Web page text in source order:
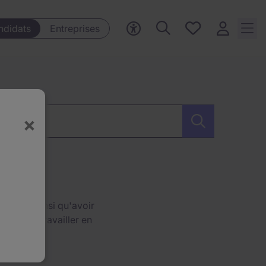
Entreprises
Mes offres, 0
ainsi qu'avoir
de travailler en
sur les tendances
×